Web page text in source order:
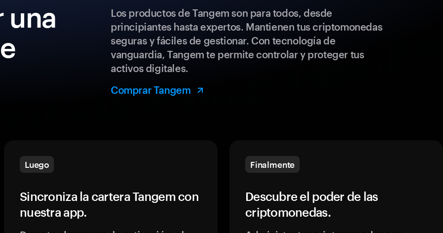
una
Los productos de Tangem son para todos, desde
principiantes hasta expertos. Mantienen tus criptomonedas
seguras y fáciles de gestionar. Con tecnología de
vanguardia, Tangem te permite controlar y proteger tus
activos digitales.
Comprar Tangem
Luego
Sincroniza la cartera Tangem con
nuestra app.
Finalmente
Descubre el poder de las
criptomonedas.